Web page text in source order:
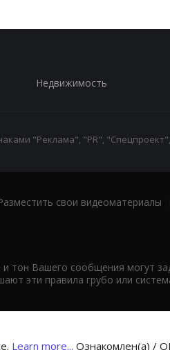
Недвижимость
"Реклама", "PR",
свои видеоматериалы
Вашего сообщения могут
эти правила грубо или
Learn more... Ознакомлен(а) /